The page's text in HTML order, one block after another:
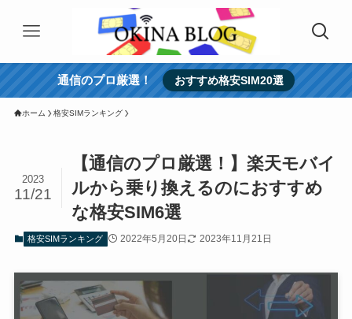
通信のプロ厳選！ おすすめ格安SIM20選
ホーム 格安SIMランキング
【通信のプロ厳選！】楽天モバイ
ルから乗り換えるのにおすすめ
な格安SIM6選
2023
11/21
格安SIMランキング 2022年5月20日 2023年11月21日